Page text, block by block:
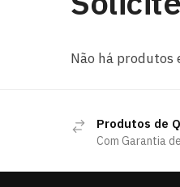
Não há produtos
Produtos de
Com Garantia